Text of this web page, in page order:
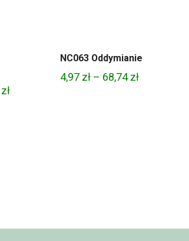
złZakres
NC063 Oddymianie
4,97 zł – 68,74złZakres